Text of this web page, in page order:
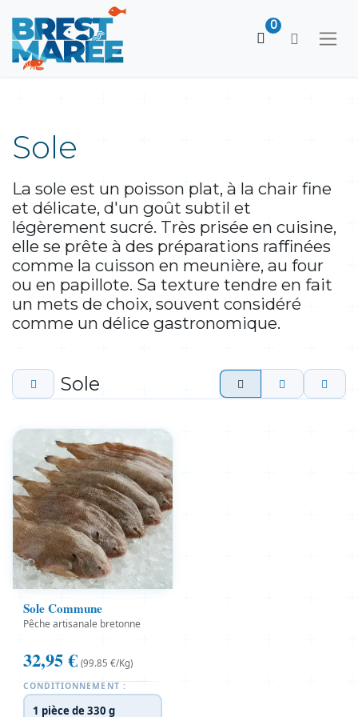
0
Sole
La sole est un poisson plat, à la chair fine
et délicate, d'un goût subtil et
légèrement sucré. Très prisée en cuisine,
elle se prête à des préparations raffinées
comme la cuisson en meunière, au four
ou en papillote. Sa texture tendre en fait
un mets de choix, souvent considéré
comme un délice gastronomique.
Sole
Sole Commune
Pêche artisanale bretonne
32,95€ (99.85 €/Kg)
CONDITIONNEMENT :